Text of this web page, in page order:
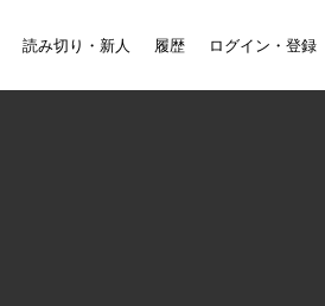
読み切り・新人 履歴 ログイン・登録